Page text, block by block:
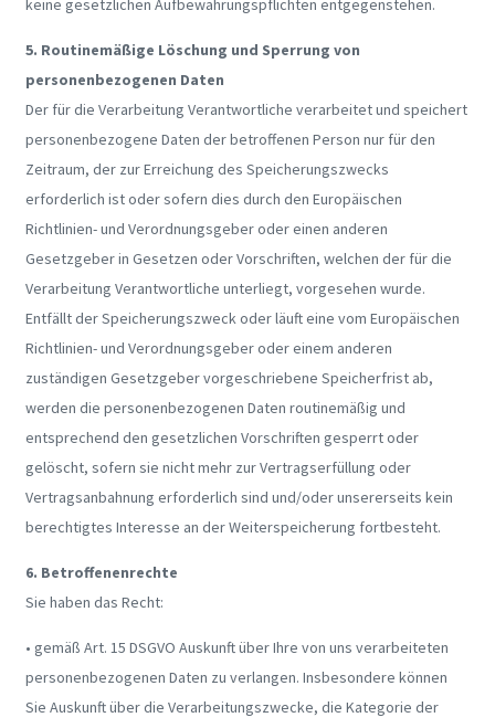
keine gesetzlichen Aufbewahrungspflichten entgegenstehen.
5. Routinemäßige Löschung und Sperrung von
personenbezogenen Daten
Der für die Verarbeitung Verantwortliche verarbeitet und speichert
personenbezogene Daten der betroffenen Person nur für den
Zeitraum, der zur Erreichung des Speicherungszwecks
erforderlich ist oder sofern dies durch den Europäischen
Richtlinien- und Verordnungsgeber oder einen anderen
Gesetzgeber in Gesetzen oder Vorschriften, welchen der für die
Verarbeitung Verantwortliche unterliegt, vorgesehen wurde.
Entfällt der Speicherungszweck oder läuft eine vom Europäischen
Richtlinien- und Verordnungsgeber oder einem anderen
zuständigen Gesetzgeber vorgeschriebene Speicherfrist ab,
werden die personenbezogenen Daten routinemäßig und
entsprechend den gesetzlichen Vorschriften gesperrt oder
gelöscht, sofern sie nicht mehr zur Vertragserfüllung oder
Vertragsanbahnung erforderlich sind und/oder unsererseits kein
berechtigtes Interesse an der Weiterspeicherung fortbesteht.
6. Betroffenenrechte
Sie haben das Recht:
• gemäß Art. 15 DSGVO Auskunft über Ihre von uns verarbeiteten
personenbezogenen Daten zu verlangen. Insbesondere können
Sie Auskunft über die Verarbeitungszwecke, die Kategorie der